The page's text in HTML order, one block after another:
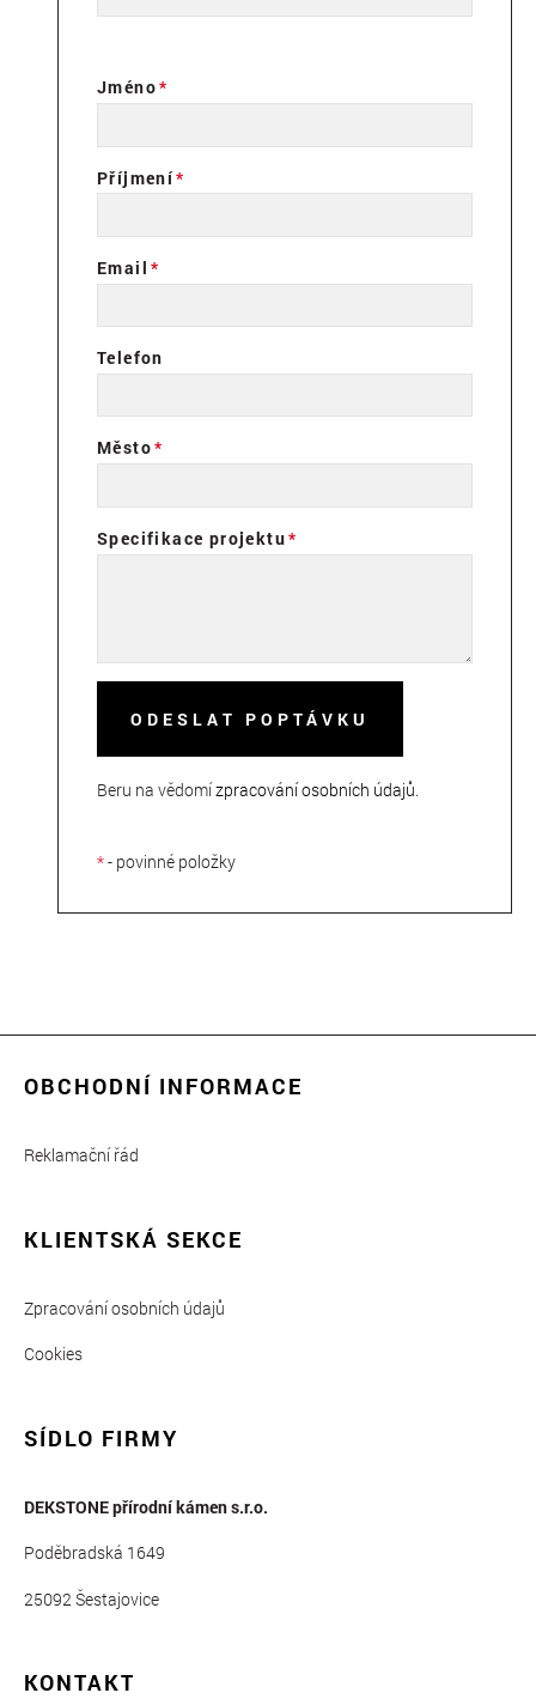
Jméno
Příjmení
Email
Telefon
Město
Specifikace projektu
ODESLAT POPTÁVKU
Beru na vědomízpracování osobních údajů.
*- povinné položky
OBCHODNÍ INFORMACE
Reklamační řád
KLIENTSKÁ SEKCE
Zpracování osobních údajů
Cookies
SÍDLO FIRMY
DEKSTONE přírodní kámen s.r.o.
Poděbradská 1649
25092 Šestajovice
KONTAKT